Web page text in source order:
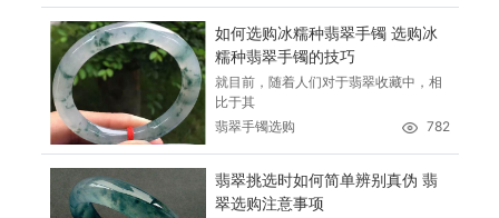
如何选购冰糯种翡翠手镯 选购冰
糯种翡翠手镯的技巧
就目前，随着人们对于翡翠收藏中，相
比于其
翡翠手镯选购
782
翡翠挑选时如何简单辨别真伪 翡
翠选购注意事项